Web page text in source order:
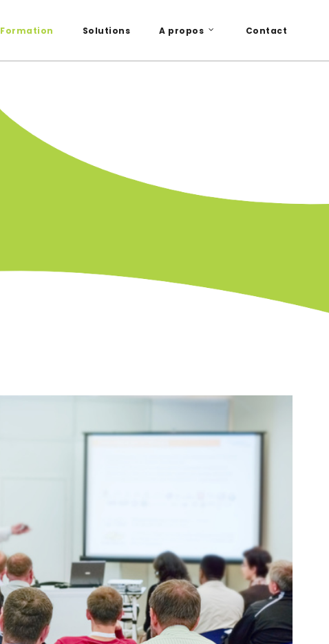
Formation Solutions A propos Contact